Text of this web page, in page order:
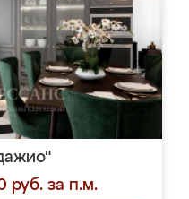
руб. за п.м.